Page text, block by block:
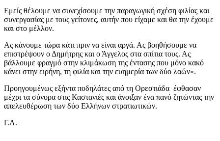
Εμείς θέλουμε να συνεχίσουμε την παραγωγική σχέση φιλίας και
συνεργασίας με τους γείτονες, αυτήν που είχαμε και θα την έχουμε
και στο μέλλον.
Ας κάνουμε τώρα κάτι πριν να είναι αργά. Ας βοηθήσουμε να
επιστρέψουν ο Δημήτρης και ο Άγγελος στα σπίτια τους. Ας
βάλλουμε φραγμό στην κλιμάκωση της έντασης που μόνο κακό
κάνει στην ειρήνη, τη φιλία και την ευημερία των δύο λαών».
Προηγουμένως εξήντα ποδηλάτες από τη Ορεστιάδα έφθασαν
μέχρι τα σύνορα στις Καστανιές και άνοιξαν ένα πανό ζητώντας την
απελευθέρωση των δύο Ελλήνων στρατιωτικών.
Γ.Λ.